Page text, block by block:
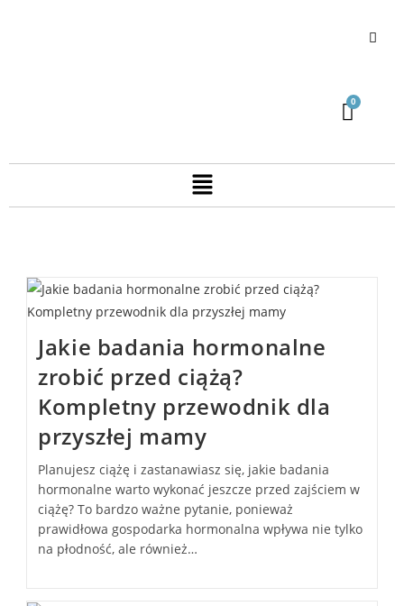
Jakie badania hormonalne
zrobić przed ciążą?
Kompletny przewodnik dla
przyszłej mamy
Planujesz ciążę i zastanawiasz się, jakie badania
hormonalne warto wykonać jeszcze przed zajściem w
ciążę? To bardzo ważne pytanie, ponieważ
prawidłowa gospodarka hormonalna wpływa nie tylko
na płodność, ale również…